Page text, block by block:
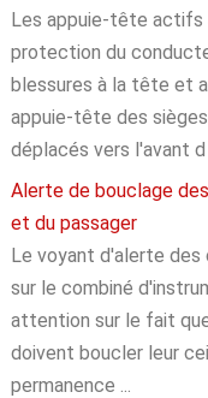
Les appuie-tête
protection du
blessures à la tête et
appuie-tête des
déplacés vers l'avant d
Alerte de bouclage
et du passager
Le voyant d'alerte
sur le combiné
attention sur le fait
doivent boucler leur
permanence ...